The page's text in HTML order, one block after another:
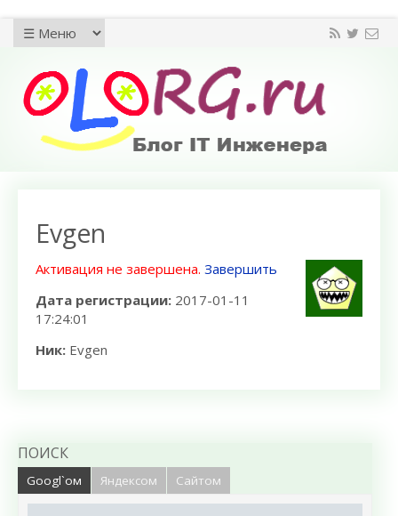
Evgen
Активация не завершена. Завершить
Дата регистрации: 2017-01-11
17:24:01
Ник: Evgen
ПОИСК
Googl`ом Яндексом Сайтом